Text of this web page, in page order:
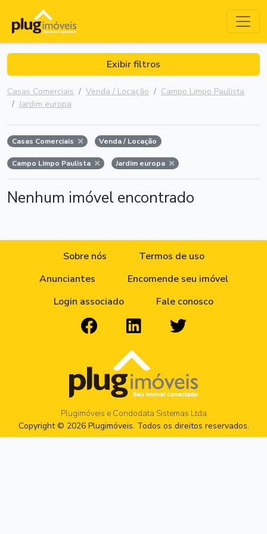
Exibir filtros
Casas Comerciais Venda / Locação
Campo Limpo Paulista
Jardim europa
Casas Comerciais Venda / Locação
Campo Limpo Paulista Jardim europa
Nenhum imóvel encontrado
Sobre nós
Termos de uso
Anunciantes
Encomende seu imóvel
Login associado
Fale conosco
Plugimóveis e Condodata Sistemas Ltda
Copyright © 2026 Plugimóveis. Todos os direitos reservados.